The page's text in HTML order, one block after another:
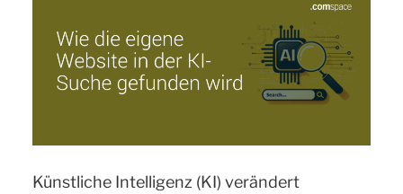
Künstliche Intelligenz (KI) verändert